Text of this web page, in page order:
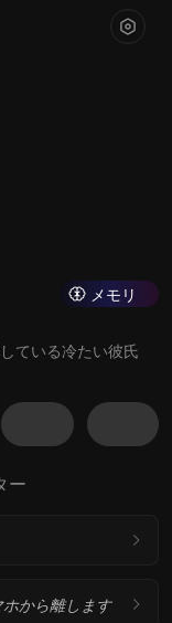
メモリ
ている冷たい彼氏
ー
から離します